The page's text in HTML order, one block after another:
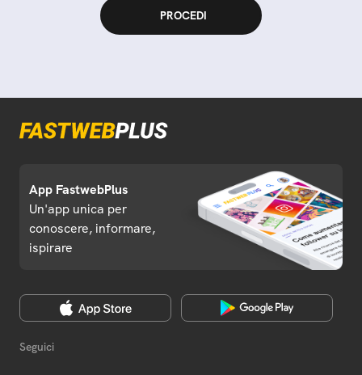
App FastwebPlus
Un'app unica per
conoscere, informare,
ispirare
Seguici